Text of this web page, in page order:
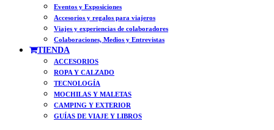
Eventos y Exposiciones
Accesorios y regalos para viajeros
Viajes y experiencias de colaboradores
Colaboraciones, Medios y Entrevistas
TIENDA
ACCESORIOS
ROPA Y CALZADO
TECNOLOGÍA
MOCHILAS Y MALETAS
CAMPING Y EXTERIOR
GUÍAS DE VIAJE Y LIBROS